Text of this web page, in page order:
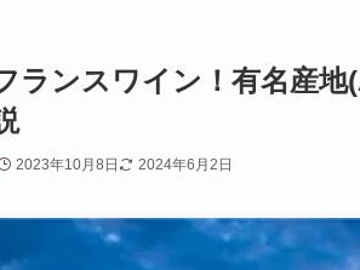
ランスワイン！有名産
2023年10月8日 2024年6月2日